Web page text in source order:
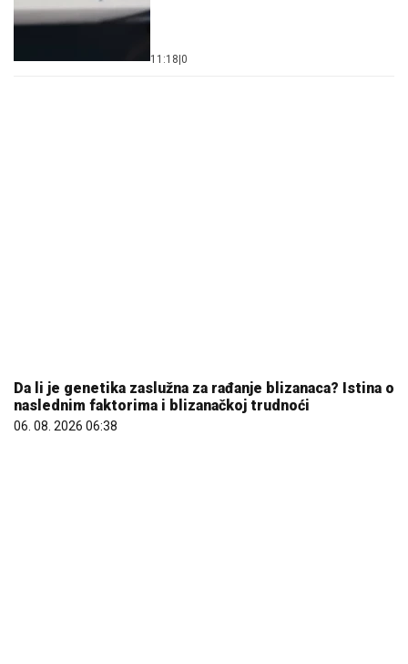
11:18 0
Da li je genetika zaslužna za rađanje blizanaca? Istina o
naslednim faktorima i blizanačkoj trudnoći
06. 08. 2026 06:38